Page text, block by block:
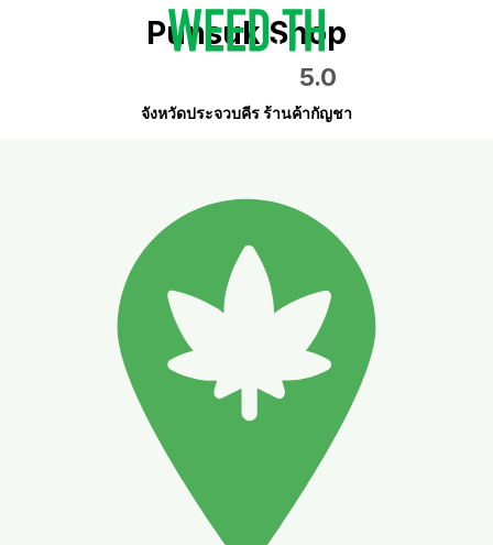
Punsuk Shop
5.0
จังหวัดประจวบคีร ร้านค้ากัญชา